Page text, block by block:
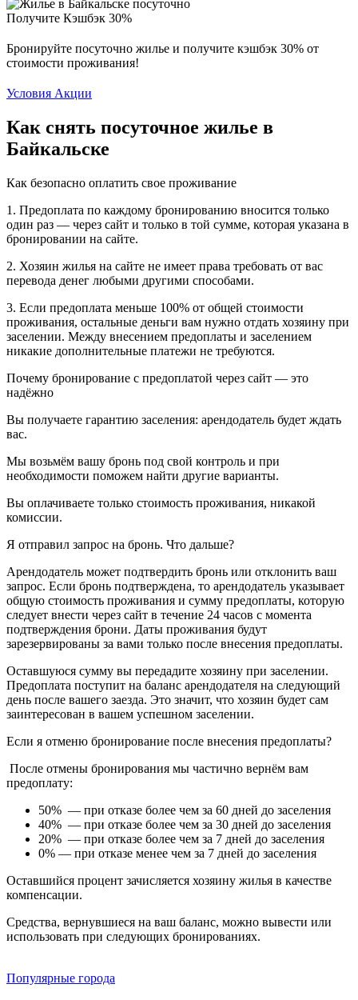
Получите Кэшбэк 30%
Бронируйте посуточно жилье и получите кэшбэк 30% от
стоимости проживания!
Условия Акции
Как снять посуточное жилье в
Байкальске
Как безопасно оплатить свое проживание
1. Предоплата по каждому бронированию вносится только
один раз — через сайт и только в той сумме, которая указана в
бронировании на сайте.
2. Хозяин жилья на сайте не имеет права требовать от вас
перевода денег любыми другими способами.
3. Если предоплата меньше 100% от общей стоимости
проживания, остальные деньги вам нужно отдать хозяину при
заселении. Между внесением предоплаты и заселением
никакие дополнительные платежи не требуются.
Почему бронирование с предоплатой через сайт — это
надёжно
Вы получаете гарантию заселения: арендодатель будет ждать
вас.
Мы возьмём вашу бронь под свой контроль и при
необходимости поможем найти другие варианты.
Вы оплачиваете только стоимость проживания, никакой
комиссии.
Я отправил запрос на бронь. Что дальше?
Арендодатель может подтвердить бронь или отклонить ваш
запрос. Если бронь подтверждена, то арендодатель указывает
общую стоимость проживания и сумму предоплаты, которую
следует внести через сайт в течение 24 часов с момента
подтверждения брони. Даты проживания будут
зарезервированы за вами только после внесения предоплаты.
Оставшуюся сумму вы передадите хозяину при заселении.
Предоплата поступит на баланс арендодателя на следующий
день после вашего заезда. Это значит, что хозяин будет сам
заинтересован в вашем успешном заселении.
Если я отменю бронирование после внесения предоплаты?
После отмены бронирования мы частично вернём вам
предоплату:
50% — при отказе более чем за 60 дней до заселения
40% — при отказе более чем за 30 дней до заселения
20% — при отказе более чем за 7 дней до заселения
0% — при отказе менее чем за 7 дней до заселения
Оставшийся процент зачисляется хозяину жилья в качестве
компенсации.
Средства, вернувшиеся на ваш баланс, можно вывести или
использовать при следующих бронированиях.
Популярные города